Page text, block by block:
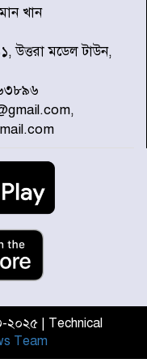
নির্ধারিত কর্মসূচিতে
সংস্থার পিরোজপুর
বিশ্বমিডিয়ায় পৌঁছে
চেষ্টা ৩ বার
মুক্ত করার সকল
আসাদুল হাবিব দুলু
অস্থিরতা তৈরির
চক্র : প্রধানমন্ত্রী
খান
উত্তরা মডেল টাউন,
২০২৫ | Technical
Team